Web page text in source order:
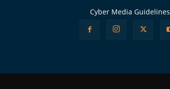
Cyber Media Guidelines